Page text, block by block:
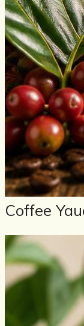
Coffee